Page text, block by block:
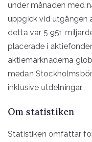
under månaden med
uppgick vid utgången
detta var 5 951
placerade i
aktiemarknaderna
medan
inklusive utdelningar.
Om statistiken
Statistiken omfattar